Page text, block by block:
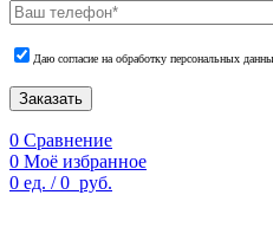
Даю согласие на обработку персональных
Заказать
0 Сравнение
0 Моё избранное
0 ед. / 0 руб.